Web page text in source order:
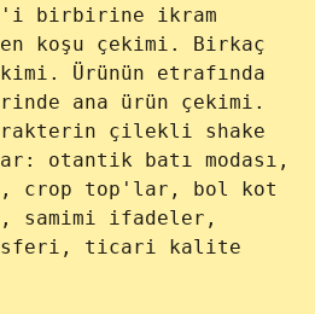
birbirine ikram
koşu çekimi. Birkaç
Ürünün etrafında
ana ürün çekimi.
çilekli shake
otantik batı modası,
crop top'lar, bol kot
samimi ifadeler,
ticari kalite